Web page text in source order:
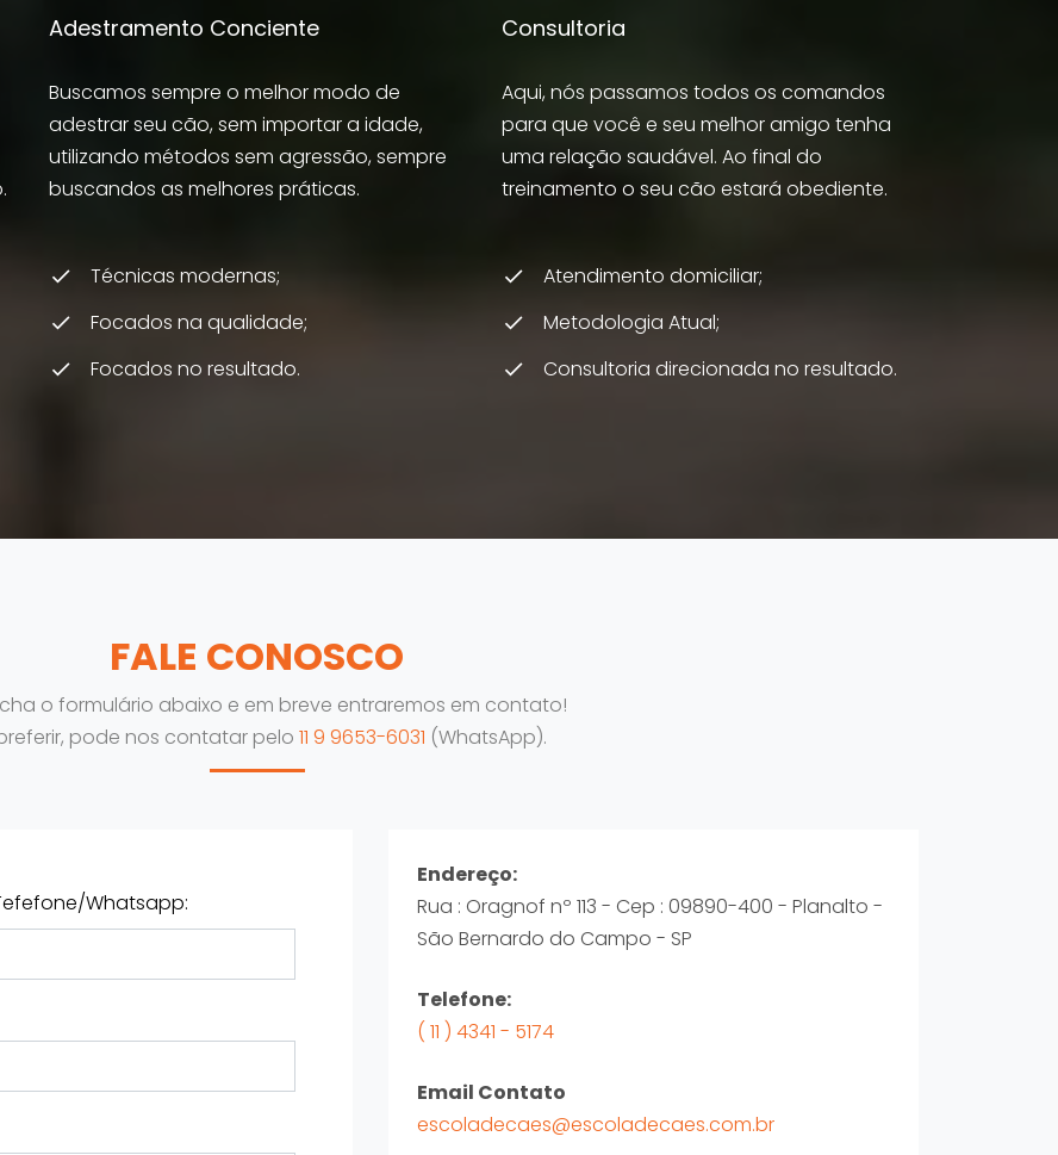
Adestramento Conciente
Buscamos sempre o melhor modo de
adestrar seu cão, sem importar a idade,
utilizando métodos sem agressão, sempre
buscandos as melhores práticas.
Técnicas modernas;
Focados na qualidade;
Focados no resultado.
Consultoria
Aqui, nós passamos todos os comandos
para que você e seu melhor amigo tenha
uma relação saudável. Ao final do
treinamento o seu cão estará obediente.
Atendimento domiciliar;
Metodologia Atual;
Consultoria direcionada no resultado.
FALE CONOSCO
o formulário abaixo e em breve entraremos em contato!
pode nos contatar pelo 11 9 9653-6031 (WhatsApp).
Whatsapp:
Endereço:
Rua : Oragnof nº 113 - Cep : 09890-400 - Planalto -
São Bernardo do Campo - SP
Telefone:
( 11 ) 4341 - 5174
Email Contato
escoladecaes@escoladecaes.com.br